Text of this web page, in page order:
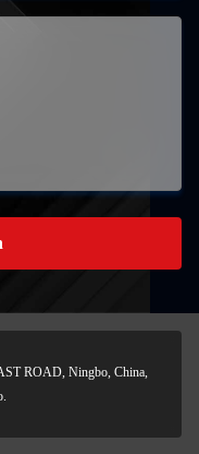
ROAD, Ningbo, China,